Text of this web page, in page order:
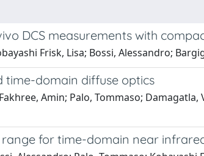
DCS measurements with
Frisk, Lisa; Bossi, Alessandro;
time-domain diffuse optics
Amin; Palo, Tommaso;
for time-domain near